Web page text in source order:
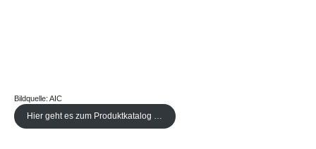
Bildquelle: AIC
Hier geht es zum Produktkatalog …